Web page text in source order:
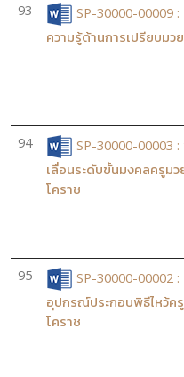
93
SP-30000-00009
ความรู้ด้านการเปรียบมวย
94
SP-30000-00003
เลื่อนระดับขั้นมงคลครูมว
โคราช
95
SP-30000-00002 :
อุปกรณ์ประกอบพิธีไหว้ค
โคราช